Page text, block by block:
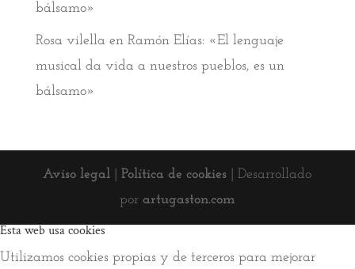
bálsamo»
Rosa vilella en Ramón Elías: «El lenguaje
musical da vida a nuestros pueblos, es un
bálsamo»
Aviso legal |Política de cookies | Desarrollado
por artugaston.com
Esta web usa cookies
Utilizamos cookies propias y de terceros para mejorar